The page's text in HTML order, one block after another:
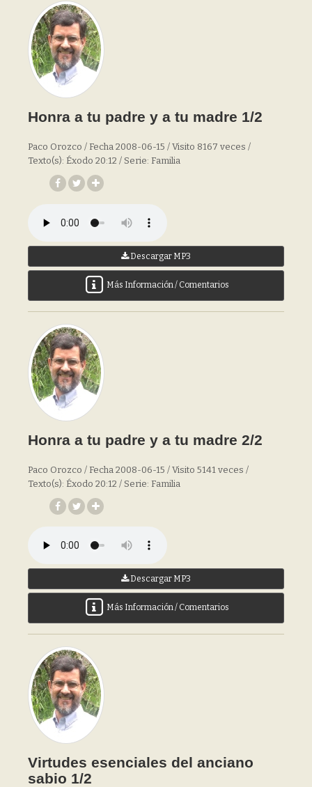
Honra a tu padre y a tu madre 1/2
Paco Orozco / Fecha 2008-06-15 / Visito 8167 veces /
Texto(s): Éxodo 20:12 / Serie: Familia
Descargar MP3
Más Información / Comentarios
Honra a tu padre y a tu madre 2/2
Paco Orozco / Fecha 2008-06-15 / Visito 5141 veces /
Texto(s): Éxodo 20:12 / Serie: Familia
Descargar MP3
Más Información / Comentarios
Virtudes esenciales del anciano
sabio 1/2